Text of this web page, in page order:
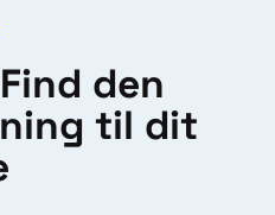
den
til dit